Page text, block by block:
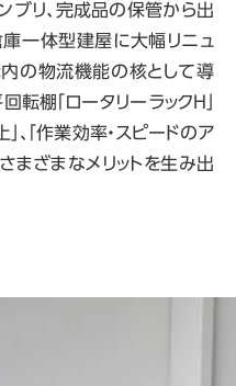
ブリ、完成品の保管から出
一体型建屋に大幅リニュ
内の物流機能の核として導
棚「ロータリーラックＨ」
､「作業効率・スピードのア
さまざまなメリットを生み出